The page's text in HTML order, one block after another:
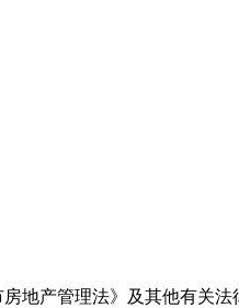
产管理法》及其他有关